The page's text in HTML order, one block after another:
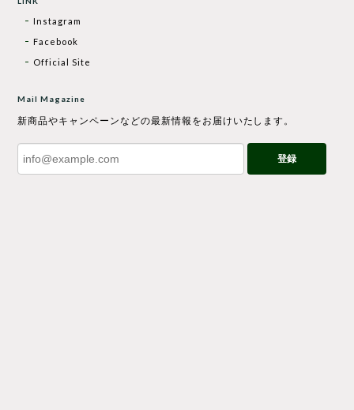
Instagram
Facebook
Official Site
Mail Magazine
新商品やキャンペーンなどの最新情報をお届けいたします。
登録